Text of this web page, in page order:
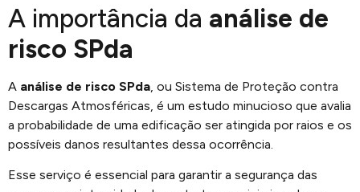
A importância da análise de
risco SPda
A análise de risco SPda, ou Sistema de Proteção contra
Descargas Atmosféricas, é um estudo minucioso que avalia
a probabilidade de uma edificação ser atingida por raios e os
possíveis danos resultantes dessa ocorrência.
Esse serviço é essencial para garantir a segurança das